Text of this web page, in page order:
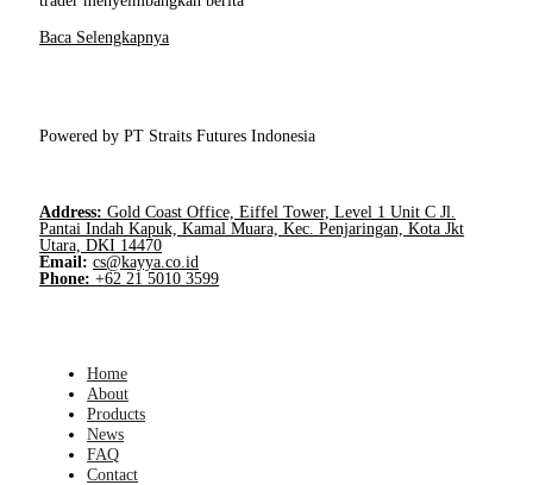
Baca Selengkapnya
Powered by PT Straits Futures Indonesia
Address: Gold Coast Office, Eiffel Tower, Level 1 Unit C Jl.
Pantai Indah Kapuk, Kamal Muara, Kec. Penjaringan, Kota Jkt
Utara, DKI 14470
Email: cs@kayya.co.id
Phone: +62 21 5010 3599
Home
About
Products
News
FAQ
Contact